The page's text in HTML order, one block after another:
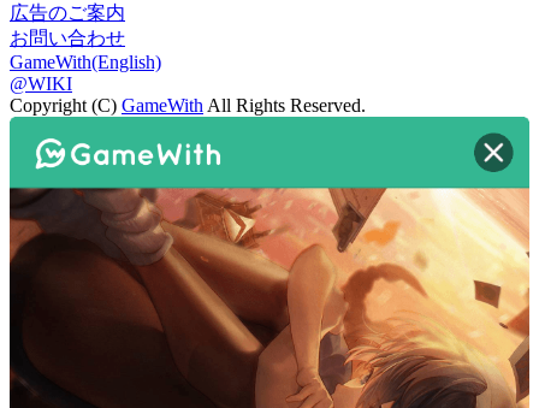
広告のご案内
お問い合わせ
GameWith(English)
@WIKI
Copyright (C) GameWith All Rights Reserved.